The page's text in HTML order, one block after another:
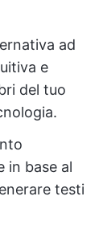
ad
e
del tuo
in base al
testi